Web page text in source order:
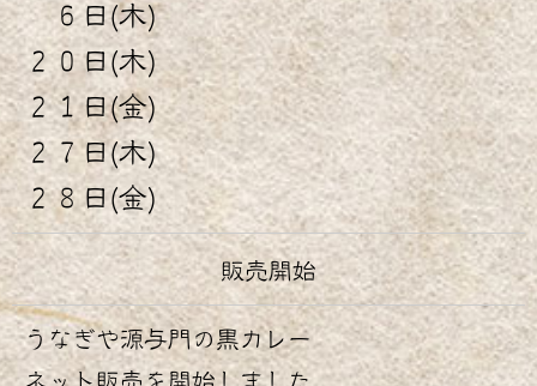
６日(木)
２０日(木)
２１日(金)
２７日(木)
２８日(金)
販売開始
うなぎや源与門の黒カレー
ネット販売を開始しました